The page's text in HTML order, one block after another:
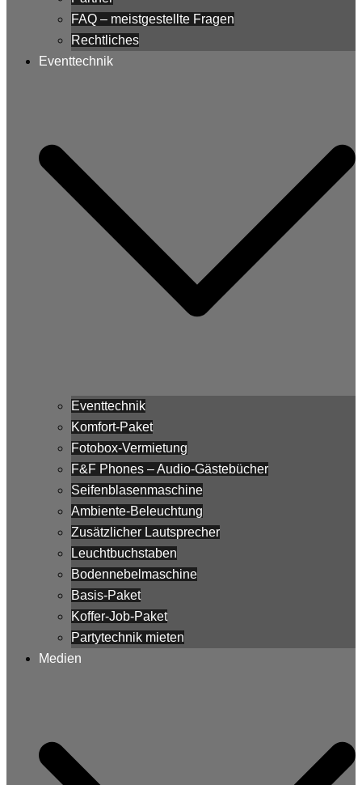
FAQ – meistgestellte Fragen
Rechtliches
Eventtechnik
Eventtechnik
Komfort-Paket
Fotobox-Vermietung
F&F Phones – Audio-Gästebücher
Seifenblasenmaschine
Ambiente-Beleuchtung
Zusätzlicher Lautsprecher
Leuchtbuchstaben
Bodennebelmaschine
Basis-Paket
Koffer-Job-Paket
Partytechnik mieten
Medien